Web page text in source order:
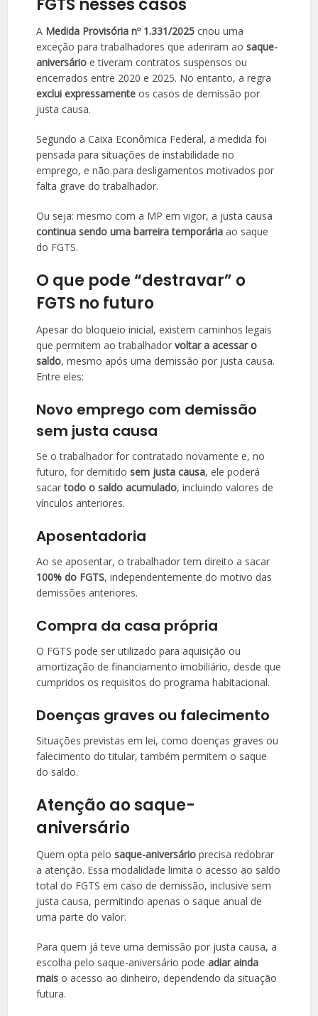
A Medida Provisória nº 1.331/2025 criou uma
exceção para trabalhadores que aderiram aosaque-
aniversário e tiveram contratos suspensos ou
encerrados entre 2020 e 2025. No entanto, a regra
exclui expressamente os casos de demissão por
justa causa.
Segundo a Caixa Econômica Federal, a medida foi
pensada para situações de instabilidade no
emprego, e não para desligamentos motivados por
falta grave do trabalhador.
Ou seja: mesmo com a MP em vigor, a justa causa
continua sendo uma barreira temporária ao saque
do FGTS.
O que pode “destravar” o
FGTS no futuro
Apesar do bloqueio inicial, existem caminhos legais
que permitem ao trabalhadorvoltar a acessar o
saldo, mesmo após uma demissão por justa causa.
Entre eles:
Novo emprego com demissão
sem justa causa
Se o trabalhador for contratado novamente e, no
futuro, for demitidosem justa causa, ele poderá
sacartodo o saldo acumulado, incluindo valores de
vínculos anteriores.
Aposentadoria
Ao se aposentar, o trabalhador tem direito a sacar
100% do FGTS, independentemente do motivo das
demissões anteriores.
Compra da casa própria
O FGTS pode ser utilizado para aquisição ou
amortização de financiamento imobiliário, desde que
cumpridos os requisitos do programa habitacional.
Doenças graves ou falecimento
Situações previstas em lei, como doenças graves ou
falecimento do titular, também permitem o saque
do saldo.
Atenção ao saque-
aniversário
Quem opta pelosaque-aniversário precisa redobrar
a atenção. Essa modalidade limita o acesso ao saldo
total do FGTS em caso de demissão, inclusive sem
justa causa, permitindo apenas o saque anual de
uma parte do valor.
Para quem já teve uma demissão por justa causa, a
escolha pelo saque-aniversário podeadiar ainda
mais o acesso ao dinheiro, dependendo da situação
futura.